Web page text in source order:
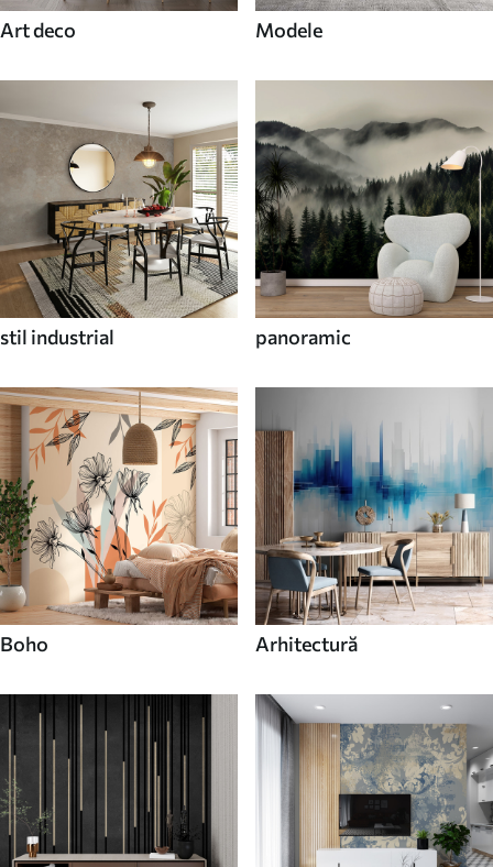
Art deco Modele
stil industrial panoramic
Boho Arhitectură